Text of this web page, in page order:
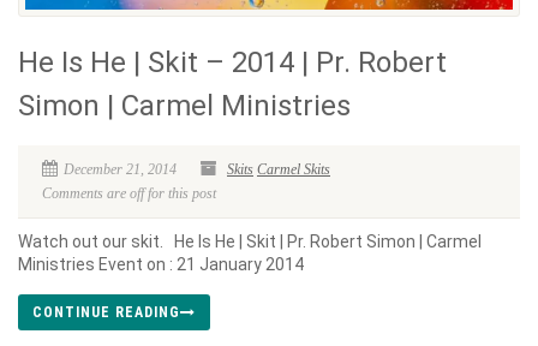
He Is He | Skit – 2014 | Pr. Robert
Simon | Carmel Ministries
December 21, 2014 Skits Carmel Skits
Comments are off for this post
Watch out our skit. He Is He | Skit | Pr. Robert Simon | Carmel
Ministries Event on : 21 January 2014
CONTINUE READING